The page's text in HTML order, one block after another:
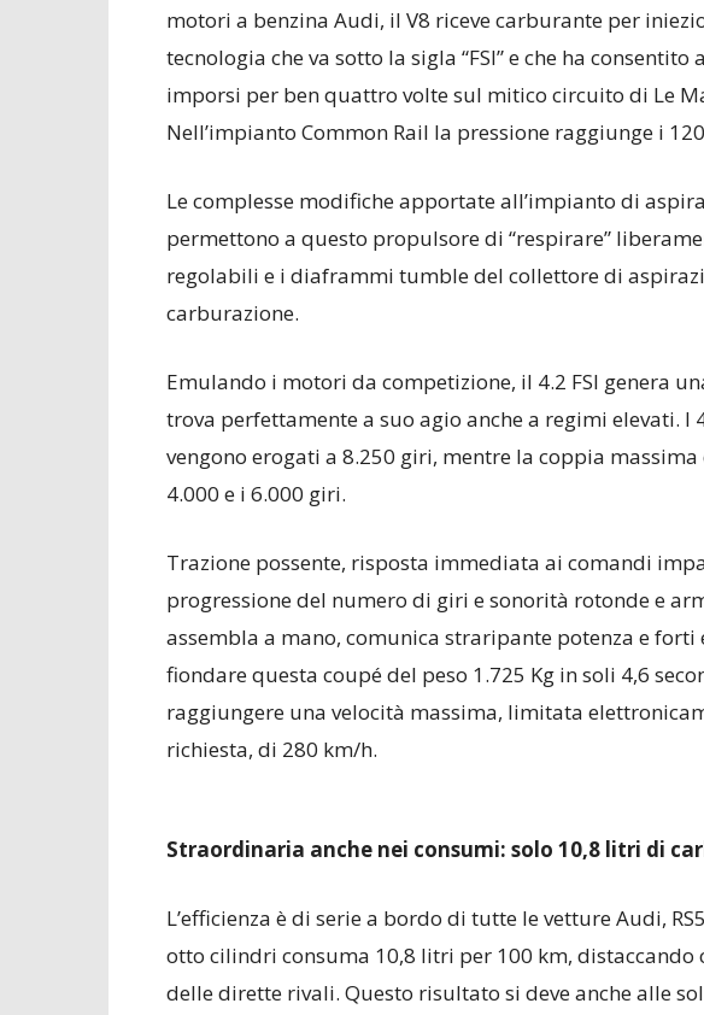
motori a benzina Audi, il V8 riceve carburante per
tecnologia che va sotto la sigla “FSI” e che ha
imporsi per ben quattro volte sul mitico circuito di Le
Nell’impianto Common Rail la pressione raggiunge i
Le complesse modifiche apportate all’impianto di
permettono a questo propulsore di “respirare”
regolabili e i diaframmi tumble del collettore di
carburazione.
Emulando i motori da competizione, il 4.2 FSI genera
trova perfettamente a suo agio anche a regimi elevati. I
vengono erogati a 8.250 giri, mentre la coppia
4.000 e i 6.000 giri.
Trazione possente, risposta immediata ai comandi
progressione del numero di giri e sonorità rotonde e
assembla a mano, comunica straripante potenza e forti
fiondare questa coupé del peso 1.725 Kg in soli 4,6
raggiungere una velocità massima, limitata
richiesta, di 280 km/h.
Straordinaria anche nei consumi: solo 10,8 litri di
L’efficienza è di serie a bordo di tutte le vetture Audi,
otto cilindri consuma 10,8 litri per 100 km,
delle dirette rivali. Questo risultato si deve anche alle